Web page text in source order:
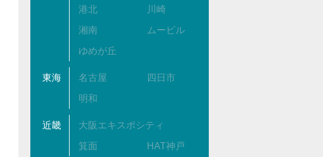
港北 川崎
湘南 ムービル
ゆめが丘
東海 名古屋 四日市
明和
近畿 大阪エキスポシティ
箕面 HAT神戸